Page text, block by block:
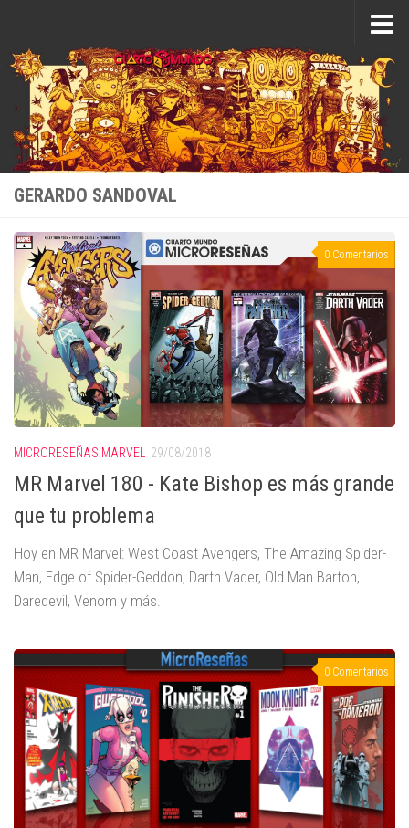
GERARDO SANDOVAL
0 Comentarios
MICRORESEÑAS MARVEL 29/08/2018
MR Marvel 180 - Kate Bishop es más grande
que tu problema
Hoy en MR Marvel: West Coast Avengers, The Amazing Spider-
Man, Edge of Spider-Geddon, Darth Vader, Old Man Barton,
Daredevil, Venom y más.
0 Comentarios